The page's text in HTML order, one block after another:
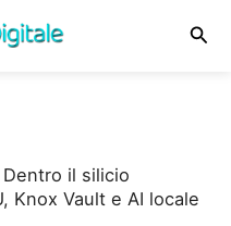
Dentro il silicio
Knox Vault e AI locale